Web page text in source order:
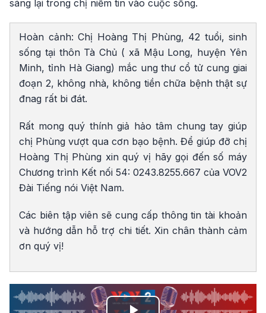
sáng lại trong chị niềm tin vào cuộc sống.
Hoàn cảnh: Chị Hoàng Thị Phùng, 42 tuổi, sinh
sống tại thôn Tà Chủ ( xã Mậu Long, huyện Yên
Minh, tỉnh Hà Giang) mắc ung thư cổ tử cung giai
đoạn 2, không nhà, không tiền chữa bệnh thật sự
đnag rất bi đát.
Rất mong quý thính giả hảo tâm chung tay giúp
chị Phùng vượt qua cơn bạo bệnh. Để giúp đỡ chị
Hoàng Thị Phùng xin quý vị hãy gọi đến số máy
Chương trình Kết nối 54: 0243.8255.667 của VOV2
Đài Tiếng nói Việt Nam.
Các biên tập viên sẽ cung cấp thông tin tài khoản
và hướng dẫn hỗ trợ chi tiết. Xin chân thành cảm
ơn quý vị!